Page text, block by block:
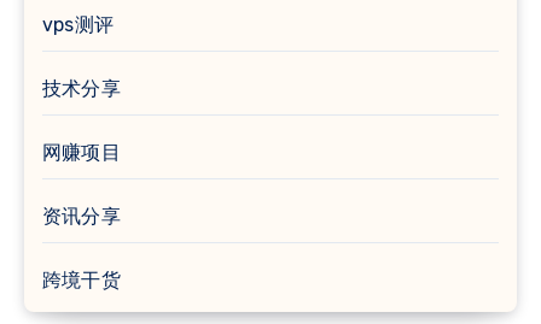
vps测评
技术分享
网赚项目
资讯分享
跨境干货